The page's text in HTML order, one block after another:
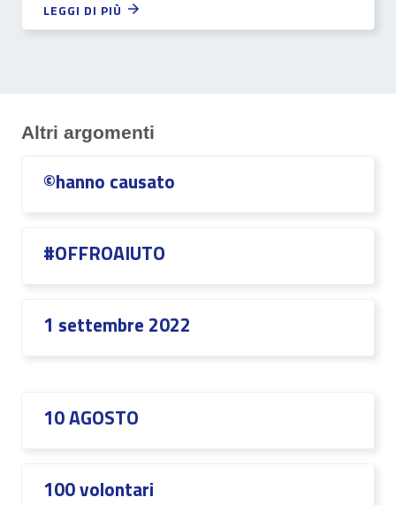
LEGGI DI PIÙ
Altri argomenti
©hanno causato
#OFFROAIUTO
1 settembre 2022
10 AGOSTO
100 volontari